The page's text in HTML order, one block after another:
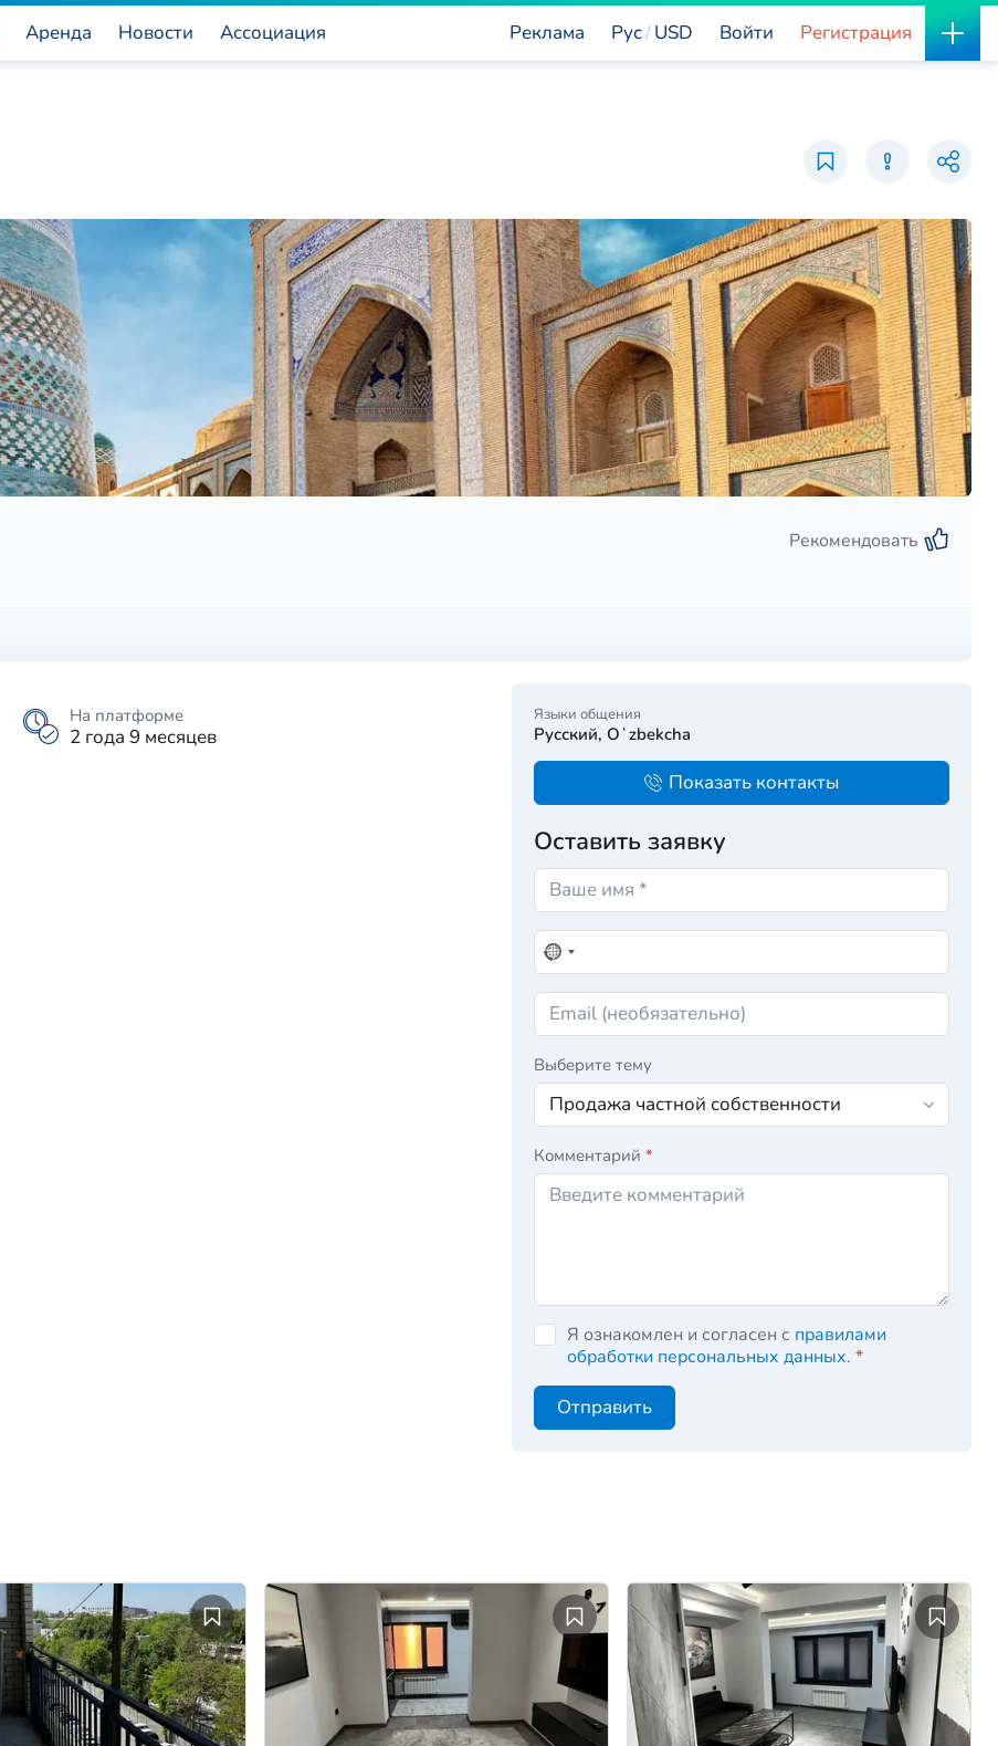
Реклама
Аренда Новости Ассоциация Рус USD Войти Регистрация
Рекомендовать
На платформе
2 года 9 месяцев
Языки общения
Русский, Oʻzbekcha
Показать контакты
Оставить заявку
Выберите тему
Комментарий *
Я ознакомлен и согласен с правилами
обработки персональных данных. *
Отправить